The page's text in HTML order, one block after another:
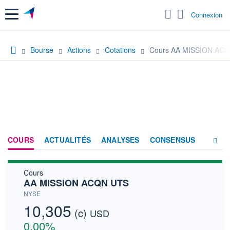
Menu Connexion
Bourse Actions Cotations Cours AA MISSION
COURS ACTUALITÉS ANALYSES CONSENSUS
Cours
AA MISSION ACQN UTS
NYSE
10,305 (c) USD
0,00%